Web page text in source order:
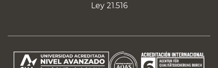
Ley 21.516